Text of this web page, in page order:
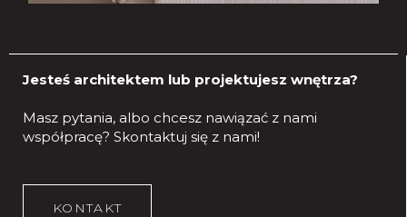
Jesteś architektem lub projektujesz wnętrza?
Masz pytania, albo chcesz nawiązać z nami
współpracę? Skontaktuj się z nami!
KONTAKT